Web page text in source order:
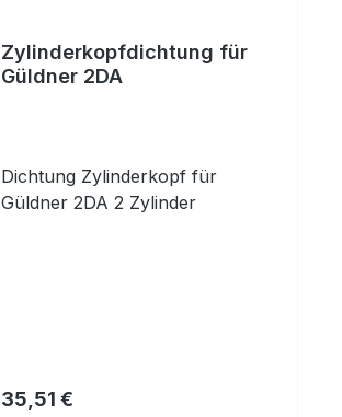
Zylinderkopfdichtung für
Güldner 2DA
Dichtung Zylinderkopf für
Güldner 2DA 2 Zylinder
Regulärer Preis:
35,51 €